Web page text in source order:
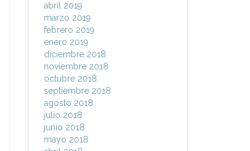
abril 2019
marzo 2019
febrero 2019
enero 2019
diciembre 2018
noviembre 2018
octubre 2018
septiembre 2018
agosto 2018
julio 2018
junio 2018
mayo 2018